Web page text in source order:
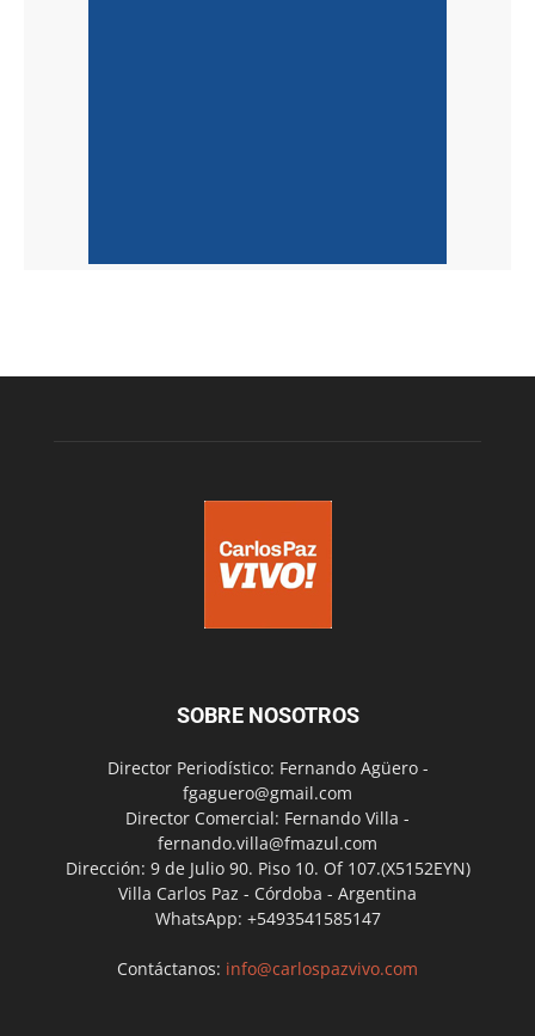
SOBRE NOSOTROS
Director Periodístico: Fernando Agüero -
fgaguero@gmail.com
Director Comercial: Fernando Villa -
fernando.villa@fmazul.com
Dirección: 9 de Julio 90. Piso 10. Of 107.(X5152EYN)
Villa Carlos Paz - Córdoba - Argentina
WhatsApp: +5493541585147
Contáctanos: info@carlospazvivo.com